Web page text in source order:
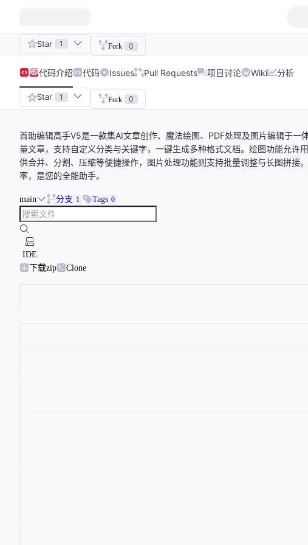
Star 1 Fork 0
代码介绍 代码 Issues Pull Requests 项目讨论 Wiki 分析
Star 1 Fork 0
首助编辑高手V5是一款集AI文章创作、魔法绘图、PDF处理及图片编辑于
量文章，支持自定义分类与关键字，一键生成多种格式文档。绘图功能允许
供合并、分割、压缩等便捷操作，图片处理功能则支持批量调整与长图拼
率，是您的全能助手。
main 分支 1 Tags 0
IDE
下载zip
Clone